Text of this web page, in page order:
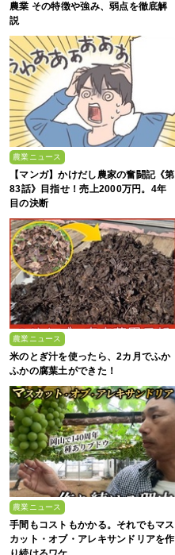
農業 その特徴や強み、弱点を徹底解
説
農業ニュース
【マンガ】かけだし農家の奮闘記《第
83話》目指せ！売上2000万円。4年
目の決断
農業ニュース
米のとぎ汁を使ったら、2カ月でふか
ふかの腐葉土ができた！
農業ニュース
手間もコストもかかる。それでもマス
カット・オブ・アレキサンドリアを作